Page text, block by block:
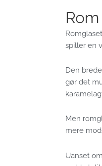
spiller en
Den
gør det
Men
mere
Uanset